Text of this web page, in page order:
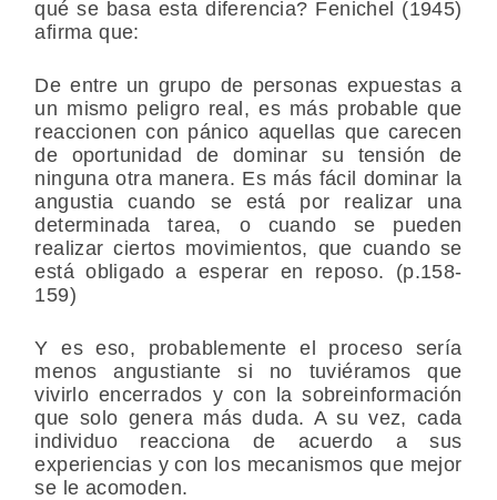
qué se basa esta diferencia? Fenichel (1945)
afirma que:
De entre un grupo de personas expuestas a
un mismo peligro real, es más probable que
reaccionen con pánico aquellas que carecen
de oportunidad de dominar su tensión de
ninguna otra manera. Es más fácil dominar la
angustia cuando se está por realizar una
determinada tarea, o cuando se pueden
realizar ciertos movimientos, que cuando se
está obligado a esperar en reposo. (p.158-
159)
Y es eso, probablemente el proceso sería
menos angustiante si no tuviéramos que
vivirlo encerrados y con la sobreinformación
que solo genera más duda. A su vez, cada
individuo reacciona de acuerdo a sus
experiencias y con los mecanismos que mejor
se le acomoden.